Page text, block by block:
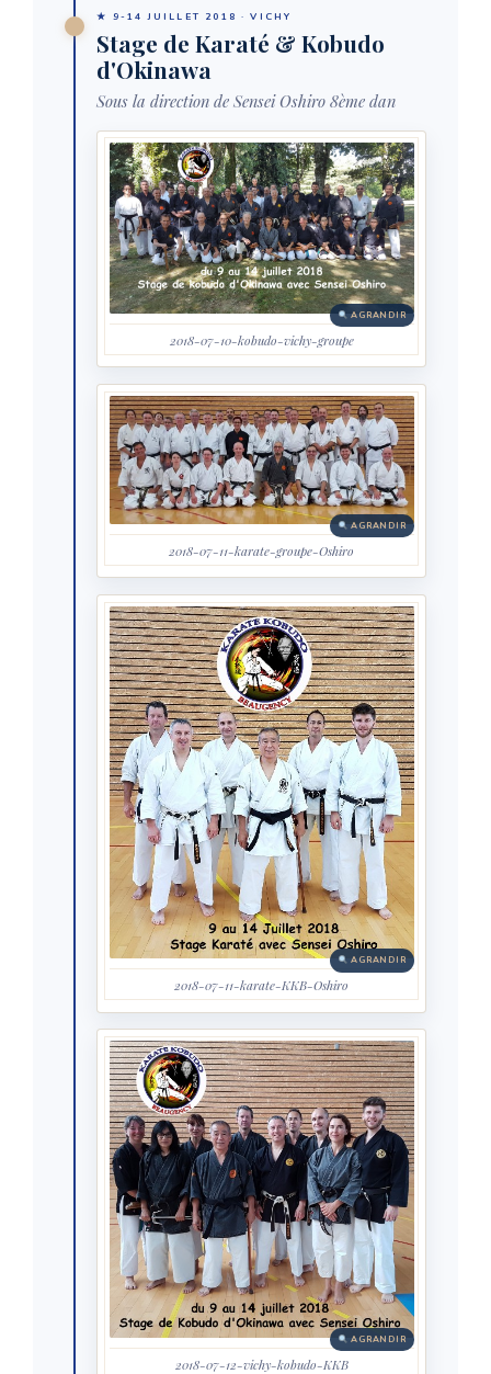
★ 9-14 JUILLET 2018 · VICHY
Stage de Karaté & Kobudo
d'Okinawa
Sous la direction de Sensei Oshiro 8ème dan
AGRANDIR
2018-07-10-kobudo-vichy-groupe
AGRANDIR
2018-07-11-karate-groupe-Oshiro
AGRANDIR
2018-07-11-karate-KKB-Oshiro
AGRANDIR
2018-07-12-vichy-kobudo-KKB